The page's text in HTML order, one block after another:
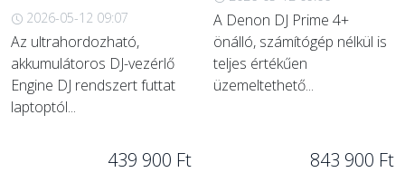
2026-05-12 09:07
Az ultrahordozható,
akkumulátoros DJ-vezérlő
Engine DJ rendszert futtat
laptoptól...
439 900 Ft
A Denon DJ Prime 4+
önálló, számítógép nélkül is
teljes értékűen
üzemeltethető...
843 900 Ft